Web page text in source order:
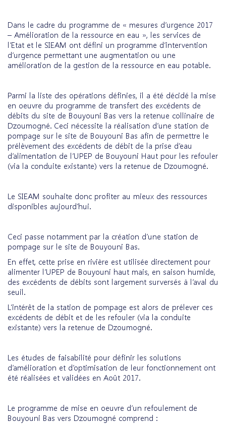
Dans le cadre du programme de « mesures d’urgence 2017
– Amélioration de la ressource en eau », les services de
l’Etat et le SIEAM ont défini un programme d’intervention
d’urgence permettant une augmentation ou une
amélioration de la gestion de la ressource en eau potable.
Parmi la liste des opérations définies, il a été décidé la mise
en oeuvre du programme de transfert des excédents de
débits du site de Bouyouni Bas vers la retenue collinaire de
Dzoumogné. Ceci nécessite la réalisation d’une station de
pompage sur le site de Bouyouni Bas afin de permettre le
prélèvement des excédents de débit de la prise d’eau
d’alimentation de l’UPEP de Bouyouni Haut pour les refouler
(via la conduite existante) vers la retenue de Dzoumogné.
Le SIEAM souhaite donc profiter au mieux des ressources
disponibles aujourd’hui.
Ceci passe notamment par la création d’une station de
pompage sur le site de Bouyouni Bas.
En effet, cette prise en rivière est utilisée directement pour
alimenter l’UPEP de Bouyouni haut mais, en saison humide,
des excédents de débits sont largement surversés à l’aval du
seuil.
L’intérêt de la station de pompage est alors de prélever ces
excédents de débit et de les refouler (via la conduite
existante) vers la retenue de Dzoumogné.
Les études de faisabilité pour définir les solutions
d’amélioration et d’optimisation de leur fonctionnement ont
été réalisées et validées en Août 2017.
Le programme de mise en oeuvre d’un refoulement de
Bouyouni Bas vers Dzoumogné comprend :